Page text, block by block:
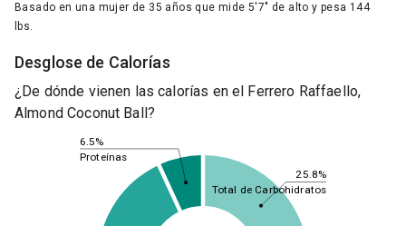
Basado en una mujer de 35 años que mide 5'7" de alto y pesa 144
lbs.
Desglose de Calorías
¿De dónde vienen las calorías en el Ferrero Raffaello,
Almond Coconut Ball?
25.8%
6.5%
Total de Carbohidratos
Proteínas